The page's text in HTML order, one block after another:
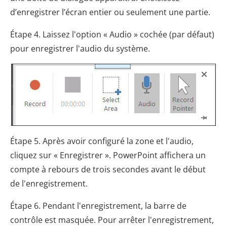
d’enregistrer l’écran entier ou seulement une partie.
Étape 4. Laissez l'option « Audio » cochée (par défaut)
pour enregistrer l'audio du système.
Étape 5. Après avoir configuré la zone et l'audio,
cliquez sur « Enregistrer ». PowerPoint affichera un
compte à rebours de trois secondes avant le début
de l'enregistrement.
Étape 6. Pendant l'enregistrement, la barre de
contrôle est masquée. Pour arrêter l'enregistrement,